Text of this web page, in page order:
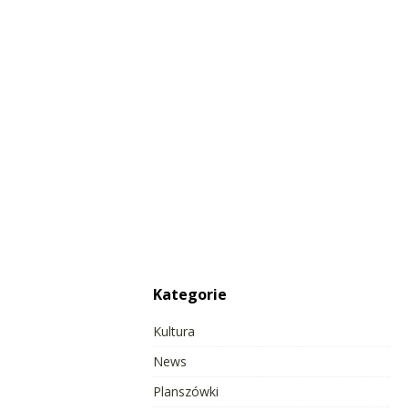
Kategorie
Kultura
News
Planszówki